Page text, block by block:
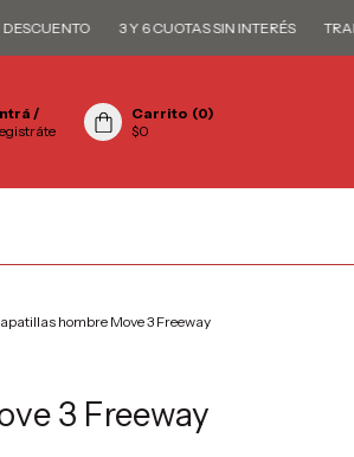
3 Y 6 CUOTAS SIN INTERÉS
/
Carrito (0)
$0
hombre Move 3 Freeway
3 Freeway